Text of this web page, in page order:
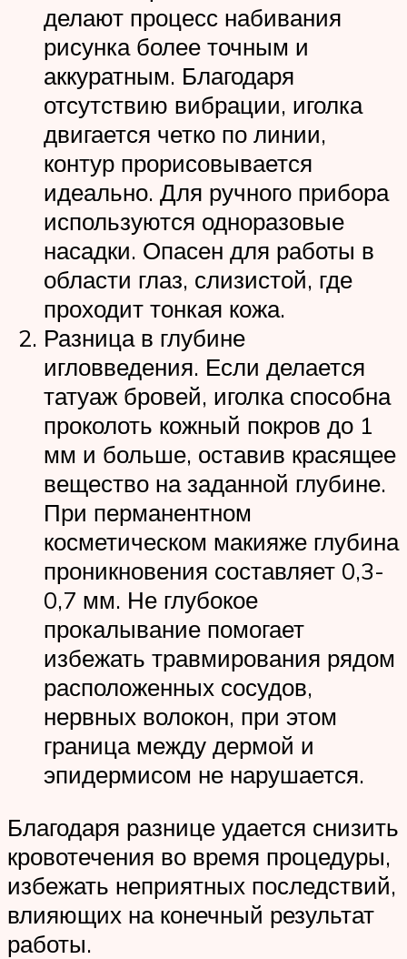
делают процесс набивания
рисунка более точным и
аккуратным. Благодаря
отсутствию вибрации, иголка
двигается четко по линии,
контур прорисовывается
идеально. Для ручного прибора
используются одноразовые
насадки. Опасен для работы в
области глаз, слизистой, где
проходит тонкая кожа.
Разница в глубине
игловведения. Если делается
татуаж бровей, иголка способна
проколоть кожный покров до 1
мм и больше, оставив красящее
вещество на заданной глубине.
При перманентном
косметическом макияже глубина
проникновения составляет 0,3-
0,7 мм. Не глубокое
прокалывание помогает
избежать травмирования рядом
расположенных сосудов,
нервных волокон, при этом
граница между дермой и
эпидермисом не нарушается.
Благодаря разнице удается снизить
кровотечения во время процедуры,
избежать неприятных последствий,
влияющих на конечный результат
работы.